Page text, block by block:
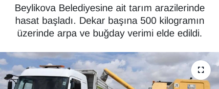
Beylikova Belediyesine ait tarım arazilerinde
hasat başladı. Dekar başına 500 kilogramın
üzerinde arpa ve buğday verimi elde edildi.